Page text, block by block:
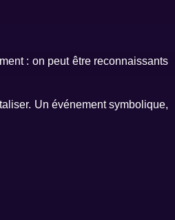
: on peut être reconnaissants
Un événement symbolique,